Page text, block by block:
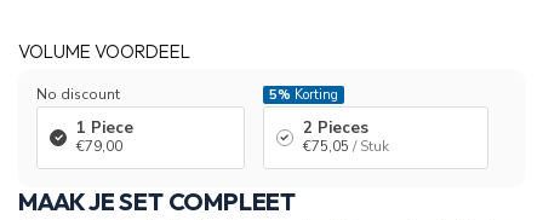
VOLUME VOORDEEL
No discount
1 Piece
€79,00
5% Korting
2 Pieces
€75,05 / Stuk
MAAK JE SET COMPLEET